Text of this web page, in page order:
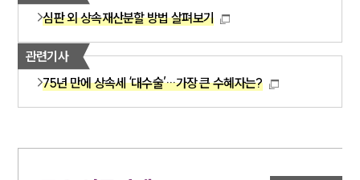
심판 외 상속재산분할 방법 살펴보기
관련기사
75년 만에 상속세 ‘대수술’…가장 큰 수혜자는?